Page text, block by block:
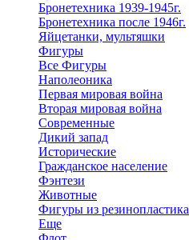
Бронетехника 1939-1945г.
Бронетехника после 1946г.
Яйцетанки, мультяшки
Фигуры
Все Фигуры
Наполеоника
Первая мировая война
Вторая мировая война
Современные
Дикий запад
Исторические
Гражданское население
Фэнтези
Животные
Фигуры из резинопластика
Еще